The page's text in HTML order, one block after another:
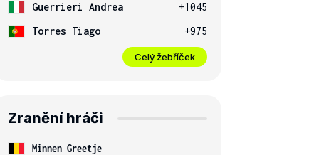
Guerrieri Andrea
+1045
Torres Tiago
+975
Celý žebříček
Zranění hráči
Minnen Greetje